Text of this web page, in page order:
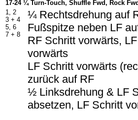
17-24 ¼ Turn-Touch, Shuffle Fwd, Rock
1, 2
3 + 4
5, 6
7 + 8
¼ Rechtsdrehung auf
Fußspitze neben LF
RF Schritt vorwärts,
vorwärts
LF Schritt vorwärts
zurück auf RF
½ Linksdrehung & LF
absetzen, LF Schritt